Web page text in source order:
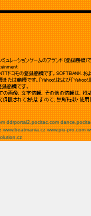
ddrportal2.pocitac.com
www.beatmania.cz www.piu-pro.com